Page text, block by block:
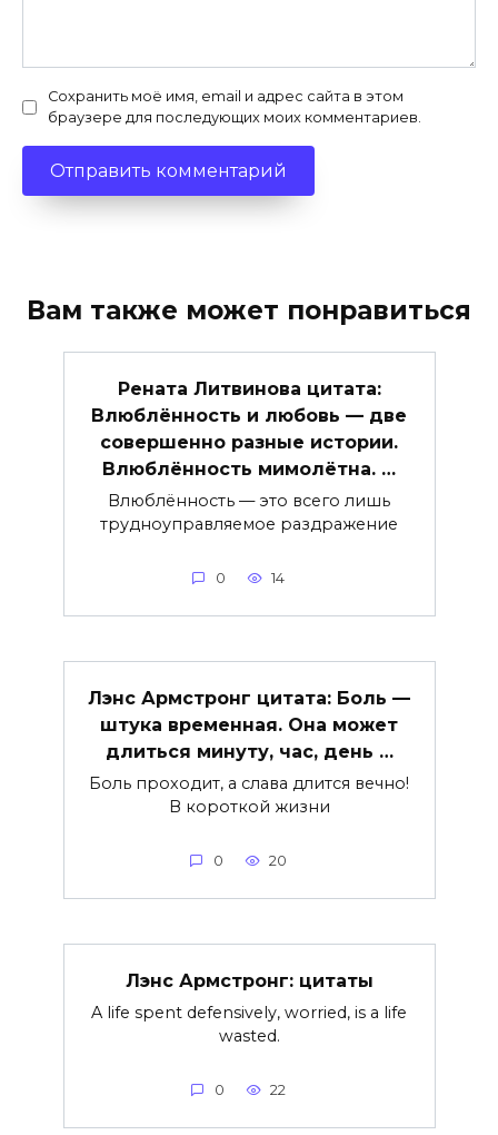
Сохранить моё имя, email и адрес сайта в этом
браузере для последующих моих комментариев.
Вам также может понравиться
Рената Литвинова цитата:
Влюблённость и любовь — две
совершенно разные истории.
Влюблённость мимолётна. …
Влюблённость — это всего лишь
трудноуправляемое раздражение
0 14
Лэнс Армстронг цитата: Боль —
штука временная. Она может
длиться минуту, час, день …
Боль проходит, а слава длится вечно!
В короткой жизни
0 20
Лэнс Армстронг: цитаты
A life spent defensively, worried, is a life
wasted.
0 22